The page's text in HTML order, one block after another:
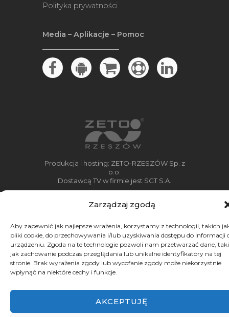
Zarządzaj zgodą
Aby zapewnić jak najlepsze wrażenia, korzystamy z technologii, takich
pliki cookie, do przechowywania i/lub uzyskiwania dostępu do informacji
urządzeniu. Zgoda na te technologie pozwoli nam przetwarzać dane,
jak zachowanie podczas przeglądania lub unikalne identyfikatory na tej
stronie. Brak wyrażenia zgody lub wycofanie zgody może niekorzystnie
wpłynąć na niektóre cechy i funkcje.
AKCEPTUJĘ
Polityka prywatności
Media – Aplikacje – Pomoc
Produkcja i hosting: ZETO-RZESZÓW Sp. z
o.o.
Dostawcą TV w firmie jest SGT S.A.